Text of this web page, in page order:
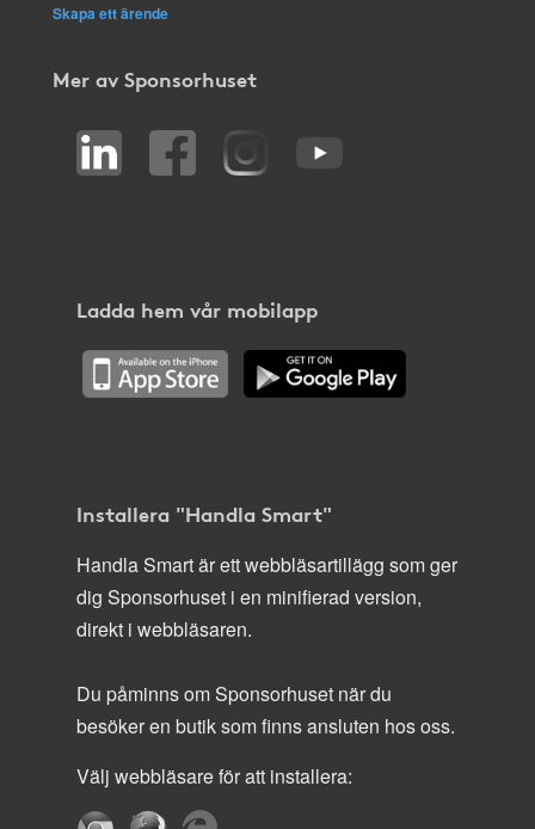
Skapa ett ärende
Mer av Sponsorhuset
Ladda hem vår mobilapp
Installera "Handla Smart"
Handla Smart är ett webbläsartillägg som ger
dig Sponsorhuset i en minifierad version,
direkt i webbläsaren.
Du påminns om Sponsorhuset när du
besöker en butik som finns ansluten hos oss.
Välj webbläsare för att installera: